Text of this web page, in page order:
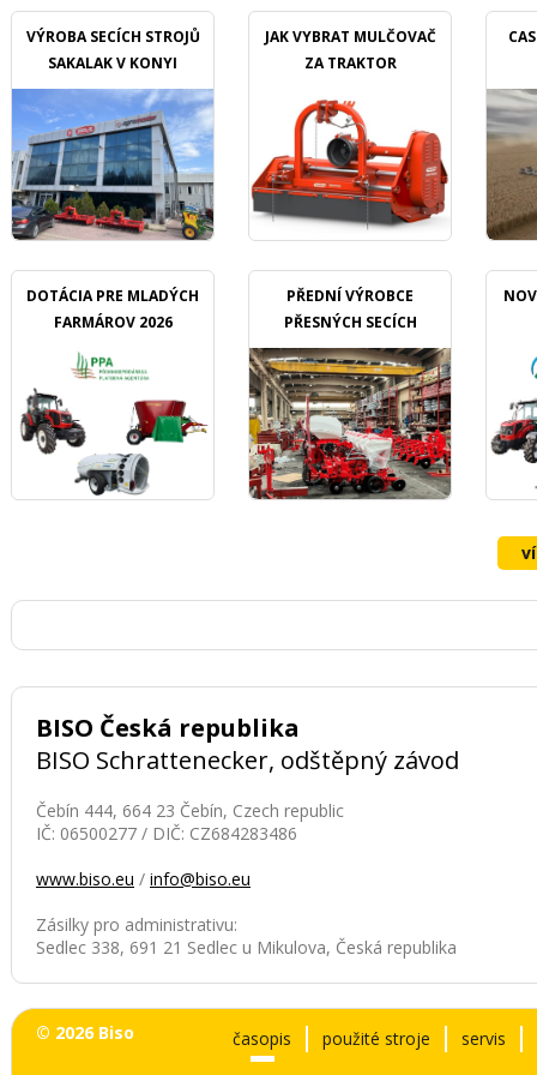
VÝROBA SECÍCH STROJŮ
SAKALAK V KONYI
JAK VYBRAT MULČOVAČ
ZA TRAKTOR
DOTÁCIA PRE MLADÝCH
FARMÁROV 2026
PŘEDNÍ VÝROBCE
PŘESNÝCH SECÍCH
STROJŮ OZDOKEN
BISO Česká republika
BISO Schrattenecker, odštěpný závod
Čebín 444, 664 23 Čebín, Czech republic
IČ: 06500277 / DIČ: CZ684283486
www.biso.eu / info@biso.eu
Zásilky pro administrativu:
Sedlec 338, 691 21 Sedlec u Mikulova, Česká republika
© 2026 Biso časopis použité stroje servis